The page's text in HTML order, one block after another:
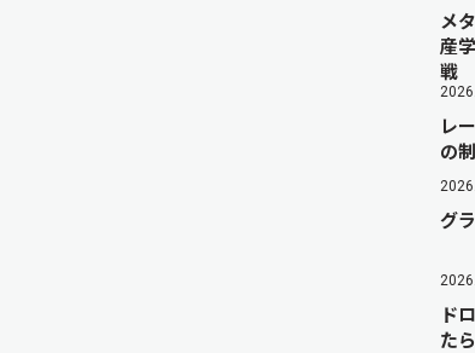
メ
産
戦
レ
の
グ
ド
た